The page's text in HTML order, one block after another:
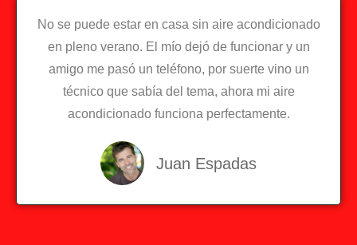
No se puede estar en casa sin aire acondicionado
en pleno verano. El mío dejó de funcionar y un
amigo me pasó un teléfono, por suerte vino un
técnico que sabía del tema, ahora mi aire
acondicionado funciona perfectamente.
Juan Espadas